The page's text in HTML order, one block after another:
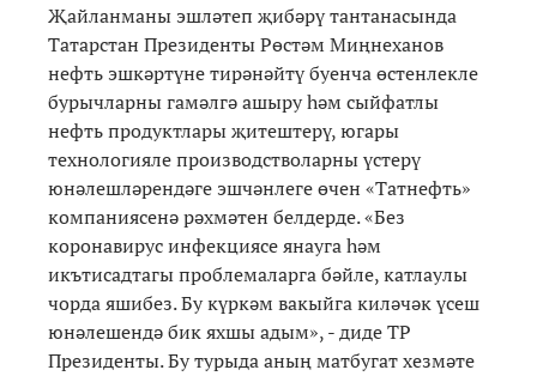
Җайланманы эшләтеп җибәрү тантанасында
Татарстан Президенты Рөстәм Миңнеханов
нефть эшкәртүне тирәнәйтү буенча өстенлекле
бурычларны гамәлгә ашыру һәм сыйфатлы
нефть продуктлары җитештерү, югары
технологияле производстволарны үстерү
юнәлешләрендәге эшчәнлеге өчен «Татнефть»
компаниясенә рәхмәтен белдерде. «Без
коронавирус инфекциясе янауга һәм
икътисадтагы проблемаларга бәйле, катлаулы
чорда яшибез. Бу күркәм вакыйга киләчәк үсеш
юнәлешендә бик яхшы адым», - диде ТР
Президенты. Бу турыда аның матбугат хезмәте